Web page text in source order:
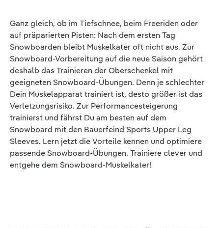
Ganz gleich, ob im Tiefschnee, beim Freeriden oder
auf präparierten Pisten: Nach dem ersten Tag
Snowboarden bleibt Muskelkater oft nicht aus. Zur
Snowboard-Vorbereitung auf die neue Saison gehört
deshalb das Trainieren der Oberschenkel mit
geeigneten Snowboard-Übungen. Denn je schlechter
Dein Muskelapparat trainiert ist, desto größer ist das
Verletzungsrisiko. Zur Performancesteigerung
trainierst und fährst Du am besten auf dem
Snowboard mit den Bauerfeind Sports Upper Leg
Sleeves. Lern jetzt die Vorteile kennen und optimiere
passende Snowboard-Übungen. Trainiere clever und
entgehe dem Snowboard-Muskelkater!